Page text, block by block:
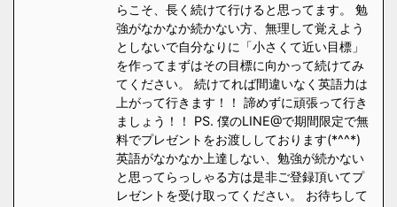
らこそ、長く続けて行けると思ってます。 勉
強がなかなか続かない方、無理して覚えよう
としないで自分なりに「小さくて近い目標」
を作ってまずはその目標に向かって続けてみ
てください。 続けてれば間違いなく英語力は
上がって行きます！！ 諦めずに頑張って行き
ましょう！！ PS. 僕のLINE@で期間限定で無
料でプレゼントをお渡ししております(*^^*)
英語がなかなか上達しない、勉強が続かない
と思ってらっしゃる方は是非ご登録頂いてプ
レゼントを受け取ってください。 お待ちして